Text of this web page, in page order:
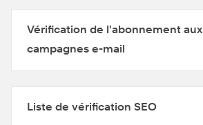
Vérification de l'abonnement aux
campagnes e-mail
Liste de vérification SEO